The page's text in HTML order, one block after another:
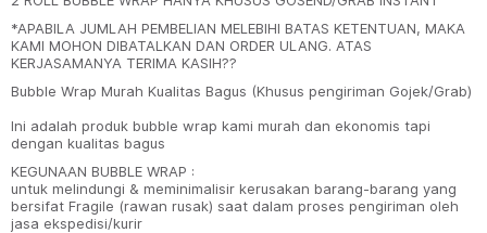
*APABILA JUMLAH PEMBELIAN MELEBIHI BATAS KETENTUAN, MAKA
KAMI MOHON DIBATALKAN DAN ORDER ULANG. ATAS
KERJASAMANYA TERIMA KASIH??
Bubble Wrap Murah Kualitas Bagus (Khusus pengiriman Gojek/Grab)
Ini adalah produk bubble wrap kami murah dan ekonomis tapi
dengan kualitas bagus
KEGUNAAN BUBBLE WRAP :
untuk melindungi & meminimalisir kerusakan barang-barang yang
bersifat Fragile (rawan rusak) saat dalam proses pengiriman oleh
jasa ekspedisi/kurir